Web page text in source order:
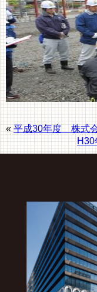
«平成30年度 株式
H30